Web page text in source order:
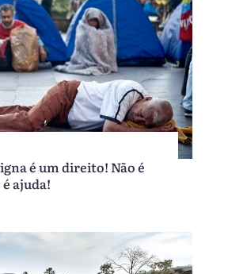
é um direito! Não é
ajuda!